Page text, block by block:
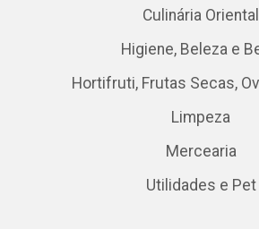
Culinária Oriental
Higiene, Beleza e
Hortifruti, Frutas Secas,
Limpeza
Mercearia
Utilidades e Pet